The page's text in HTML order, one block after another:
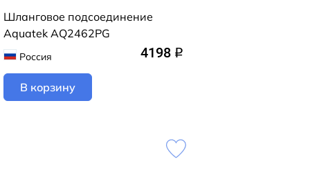
Шланговое подсоединение
Aquatek AQ2462PG
Россия 4198 q
В корзину